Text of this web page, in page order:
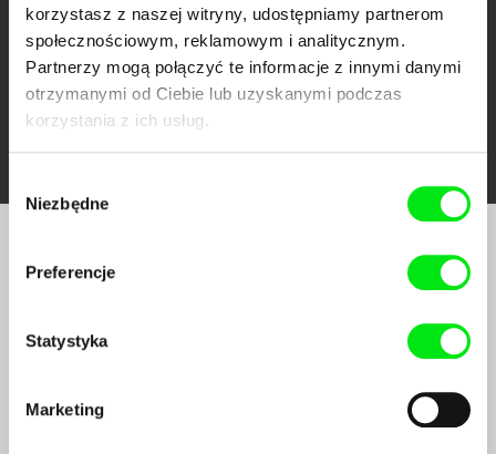
korzystasz z naszej witryny, udostępniamy partnerom
społecznościowym, reklamowym i analitycznym.
Partnerzy mogą połączyć te informacje z innymi danymi
otrzymanymi od Ciebie lub uzyskanymi podczas
korzystania z ich usług.
zgody
Niezbędne
Preferencje
Statystyka
Marketing
FIDMarseille Ji.hlava IDFF
Czy chcesz regularnie otrzymywać newsletter z